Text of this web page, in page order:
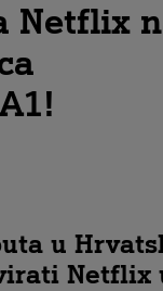
Netflix
u
Netflix